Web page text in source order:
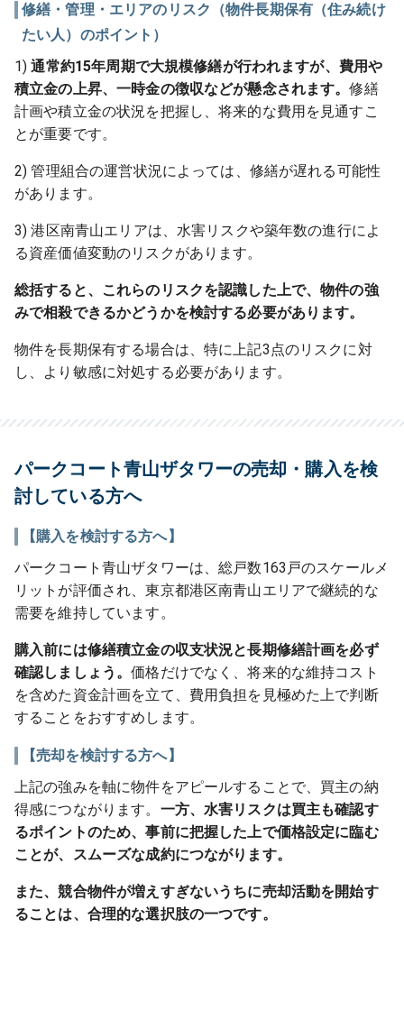
修繕・管理・エリアのリスク（物件長期保有（住み続け
たい人）のポイント）
1)通常約15年周期で大規模修繕が行われますが、費用や
積立金の上昇、一時金の徴収などが懸念されます。修繕
計画や積立金の状況を把握し、将来的な費用を見通すこ
とが重要です。
2) 管理組合の運営状況によっては、修繕が遅れる可能性
があります。
3) 港区南青山エリアは、水害リスクや築年数の進行によ
る資産価値変動のリスクがあります。
総括すると、これらのリスクを認識した上で、物件の強
みで相殺できるかどうかを検討する必要があります。
物件を長期保有する場合は、特に上記3点のリスクに対
し、より敏感に対処する必要があります。
パークコート青山ザタワーの売却・購入を検
討している方へ
【購入を検討する方へ】
パークコート青山ザタワーは、総戸数163戸のスケールメ
リットが評価され、東京都港区南青山エリアで継続的な
需要を維持しています。
購入前には修繕積立金の収支状況と長期修繕計画を必ず
確認しましょう。価格だけでなく、将来的な維持コスト
を含めた資金計画を立て、費用負担を見極めた上で判断
することをおすすめします。
【売却を検討する方へ】
上記の強みを軸に物件をアピールすることで、買主の納
得感につながります。 一方、水害リスクは買主も確認す
るポイントのため、事前に把握した上で価格設定に臨む
ことが、スムーズな成約につながります。
また、競合物件が増えすぎないうちに売却活動を開始す
ることは、合理的な選択肢の一つです。